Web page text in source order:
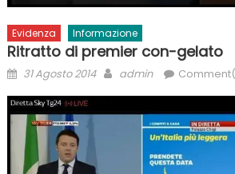
Evidenza Informazione
Ritratto di premier con-gelato
Posted
31 Agosto 2014 Author
admin